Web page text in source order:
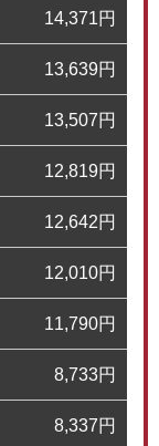
14,371円
13,639円
13,507円
12,819円
12,642円
12,010円
11,790円
8,733円
8,337円